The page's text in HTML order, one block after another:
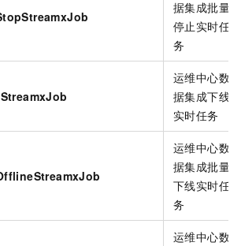
据集成批量
停止实时任
务
运维中心数
据集成下线
实时任务
运维中心数
据集成批量
下线实时任
务
运维中心数